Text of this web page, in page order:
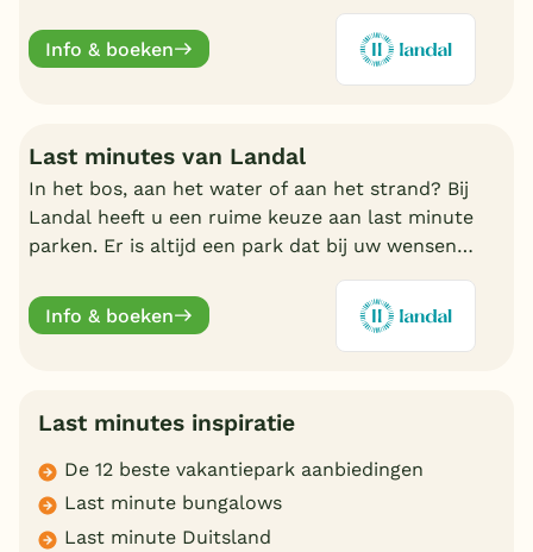
Info & boeken
Last minutes van Landal
In het bos, aan het water of aan het strand? Bij
Landal heeft u een ruime keuze aan last minute
parken. Er is altijd een park dat bij uw wensen
online.
Info & boeken
Last minutes inspiratie
De 12 beste vakantiepark aanbiedingen
Last minute bungalows
Last minute Duitsland